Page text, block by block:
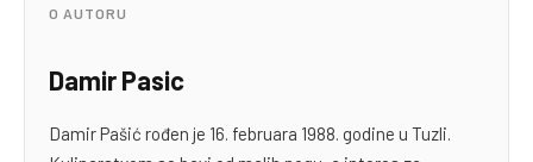
O AUTORU
Damir Pasic
Damir Pašić rođen je 16. februara 1988. godine u Tuzli.